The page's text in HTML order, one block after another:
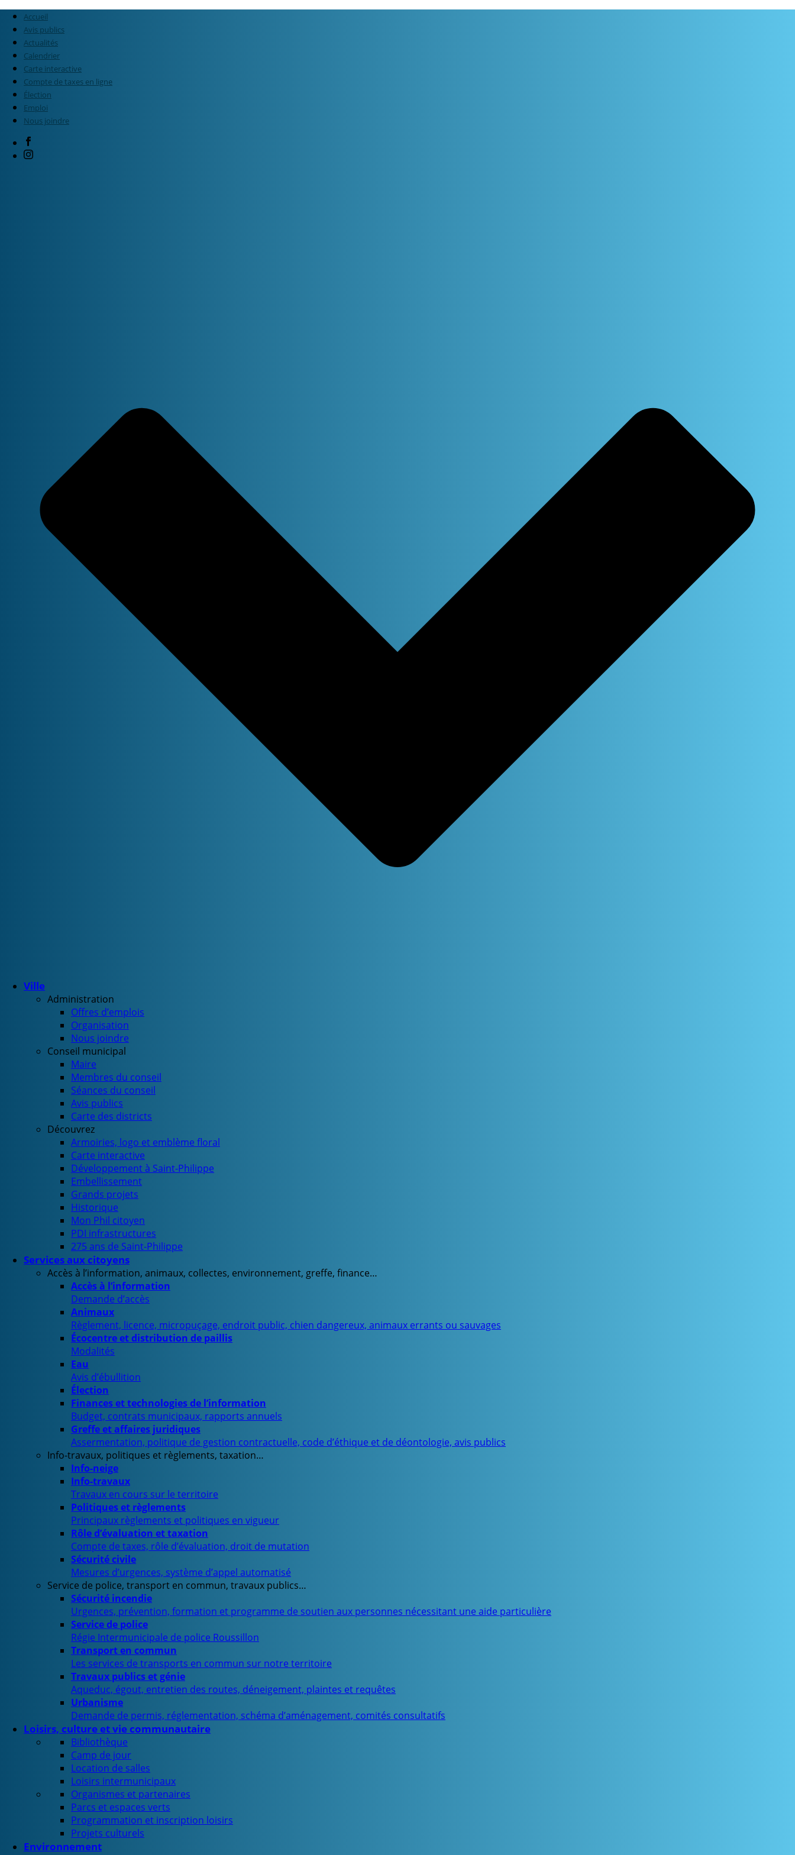
Accueil
Avis publics
Actualités
Calendrier
Carte interactive
Compte de taxes en ligne
Élection
Emploi
Nous joindre
Ville
Administration
Offres d’emplois
Organisation
Nous joindre
Conseil municipal
Maire
Membres du conseil
Séances du conseil
Avis publics
Carte des districts
Découvrez
Armoiries, logo et emblème floral
Carte interactive
Développement à Saint-Philippe
Embellissement
Grands projets
Historique
Mon Phil citoyen
PDI infrastructures
275 ans de Saint-Philippe
Services aux citoyens
Accès à l’information, animaux, collectes, environnement, greffe, finance…
Accès à l’information
Demande d’accès
Animaux
Règlement, licence, micropuçage, endroit public, chien dangereux, animaux errants ou sauvages
Écocentre et distribution de paillis
Modalités
Eau
Avis d’ébullition
Élection
Finances et technologies de l’information
Budget, contrats municipaux, rapports annuels
Greffe et affaires juridiques
Assermentation, politique de gestion contractuelle, code d’éthique et de déontologie, avis publics
Info-travaux, politiques et règlements, taxation…
Info-neige
Info-travaux
Travaux en cours sur le territoire
Politiques et règlements
Principaux règlements et politiques en vigueur
Rôle d’évaluation et taxation
Compte de taxes, rôle d’évaluation, droit de mutation
Sécurité civile
Mesures d’urgences, système d’appel automatisé
Service de police, transport en commun, travaux publics…
Sécurité incendie
Urgences, prévention, formation et programme de soutien aux personnes nécessitant une aide particulière
Service de police
Régie Intermunicipale de police Roussillon
Transport en commun
Les services de transports en commun sur notre territoire
Travaux publics et génie
Aqueduc, égout, entretien des routes, déneigement, plaintes et requêtes
Urbanisme
Demande de permis, réglementation, schéma d’aménagement, comités consultatifs
Loisirs, culture et vie communautaire
Bibliothèque
Camp de jour
Location de salles
Loisirs intermunicipaux
Organismes et partenaires
Parcs et espaces verts
Programmation et inscription loisirs
Projets culturels
Environnement